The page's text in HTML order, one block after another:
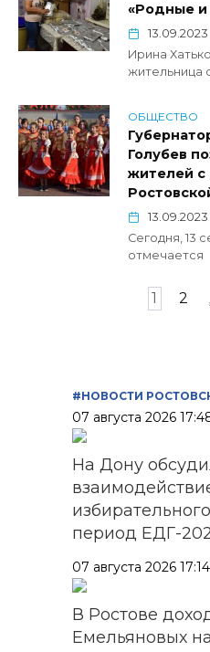
«Родные и
13.09.2023
Ирина
жительница
ОБЩЕСТВО
Голубев
жителей
13.09.2023
Сегодня, 13
отмечается
1 2
#НОВОСТИ
07 августа 2026
На Дону
период ЕДГ-
07 августа 2026 17:14
В Ростове
Емельяновых